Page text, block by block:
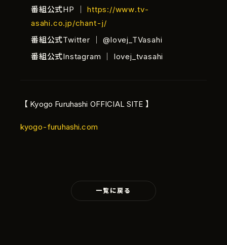
Language
番組公式HP ｜https://www.tv-
asahi.co.jp/chant-j/
番組公式Twitter ｜ @lovej_TVasahi
番組公式Instagram ｜ lovej_tvasahi
【 Kyogo Furuhashi OFFICIAL SITE 】
kyogo-furuhashi.com
一覧に戻る